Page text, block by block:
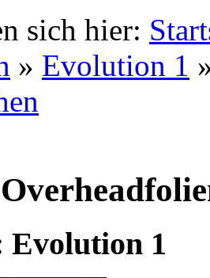
sich hier:
» Evolution 1
1